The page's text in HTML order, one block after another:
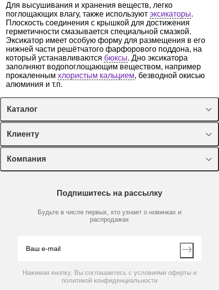
Для высушивания и хранения веществ, легко
поглощающих влагу, также используют эксикаторы.
Плоскость соединения с крышкой для достижения
герметичности смазывается специальной смазкой.
Эксикатор имеет особую форму для размещения в его
нижней части решётчатого фарфорового поддона, на
который устанавливаются бюксы. Дно эксикатора
заполняют водопоглощающим веществом, например
прокаленным хлористым кальцием, безводной окисью
алюминия и т.п.
Каталог
Спецпредложения
Оборудование, приборы
Пластик, стекло, принадлежности
Химические реактивы, препараты, наборы
Производители
Клиенту
Лекторий Диаэм
Доставка и оплата
Мобильное приложение
Компания
Партнеры
Контакты
Подпишитесь на рассылку
Будьте в числе первых, кто узнает о новинках и
распродажах
Нажимая кнопку, Вы соглашаетесь с условиями оферты и
политикой конфиденциальности